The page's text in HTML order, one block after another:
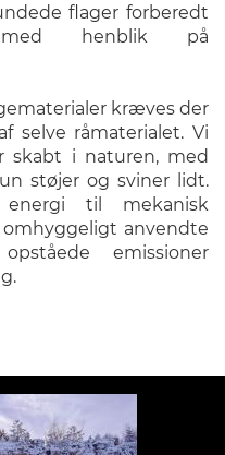
flager forberedt
henblik på
kræves der
selve råmaterialet. Vi
skabt i naturen, med
støjer og sviner lidt.
til mekanisk
anvendte
emissioner